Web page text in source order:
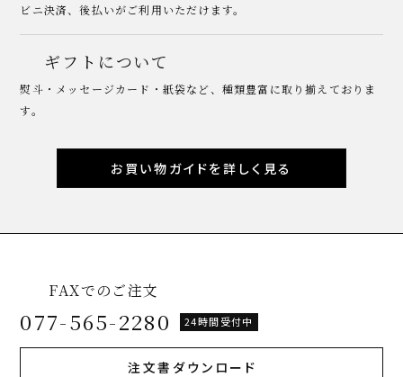
ビニ決済、後払いがご利用いただけます。
ギフトについて
熨斗・メッセージカード・紙袋など、種類豊富に取り揃えておりま
す。
お買い物ガイドを詳しく見る
FAXでのご注文
077-565-2280 24時間受付中
注文書ダウンロード